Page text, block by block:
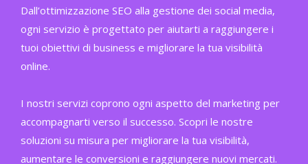
Dall’ottimizzazione SEO alla gestione dei social media,
ogni servizio è progettato per aiutarti a raggiungere i
tuoi obiettivi di business e migliorare la tua visibilità
online.
I nostri servizi coprono ogni aspetto del marketing per
accompagnarti verso il successo. Scopri le nostre
soluzioni su misura per migliorare la tua visibilità,
aumentare le conversioni e raggiungere nuovi mercati.